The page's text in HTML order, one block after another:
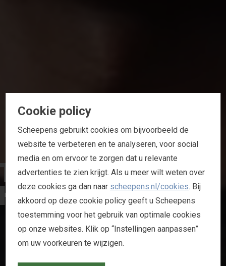
EAM
OWDENNL
HOWDEN
Cookie policy
Scheepens gebruikt cookies om bijvoorbeeld de
website te verbeteren en te analyseren, voor social
media en om ervoor te zorgen dat u relevante
advertenties te zien krijgt. Als u meer wilt weten over
deze cookies ga dan naar scheepens.nl/cookies. Bij
akkoord op deze cookie policy geeft u Scheepens
toestemming voor het gebruik van optimale cookies
op onze websites. Klik op “Instellingen aanpassen”
om uw voorkeuren te wijzigen.